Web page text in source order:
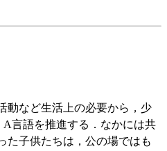
動など生活上の必要から，少
言語を推進する．なかには共
た子供たちは，公の場ではも